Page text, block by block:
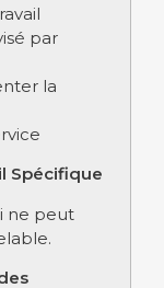
par
la
Spécifique
ne peut